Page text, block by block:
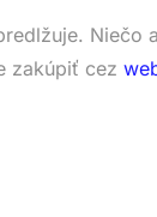
Niečo
zakúpiť cez